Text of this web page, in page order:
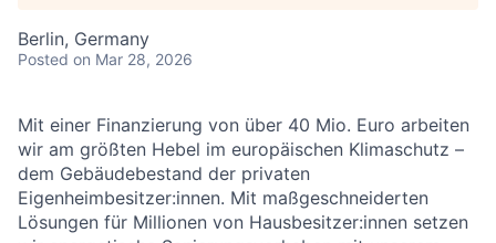
Berlin, Germany
Posted on Mar 28, 2026
Mit einer Finanzierung von über 40 Mio. Euro arbeiten
wir am größten Hebel im europäischen Klimaschutz –
dem Gebäudebestand der privaten
Eigenheimbesitzer:innen. Mit maßgeschneiderten
Lösungen für Millionen von Hausbesitzer:innen setzen